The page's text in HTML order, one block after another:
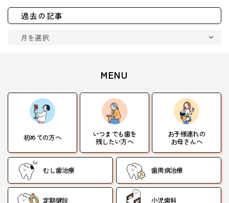
過去の記事
MENU
初めての方へ いつまでも歯を
残したい方へ
お子様連れの
お母さんへ
むし歯治療 歯周病治療
定期健診 小児歯科